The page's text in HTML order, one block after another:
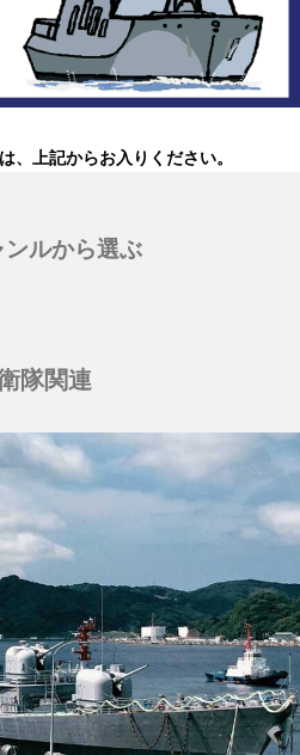
、上記からお入りください。
ンルから選ぶ
隊関連